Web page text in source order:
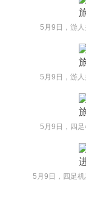
5月9日，游
5月9日，游
5月9日，四
5月9日，四足